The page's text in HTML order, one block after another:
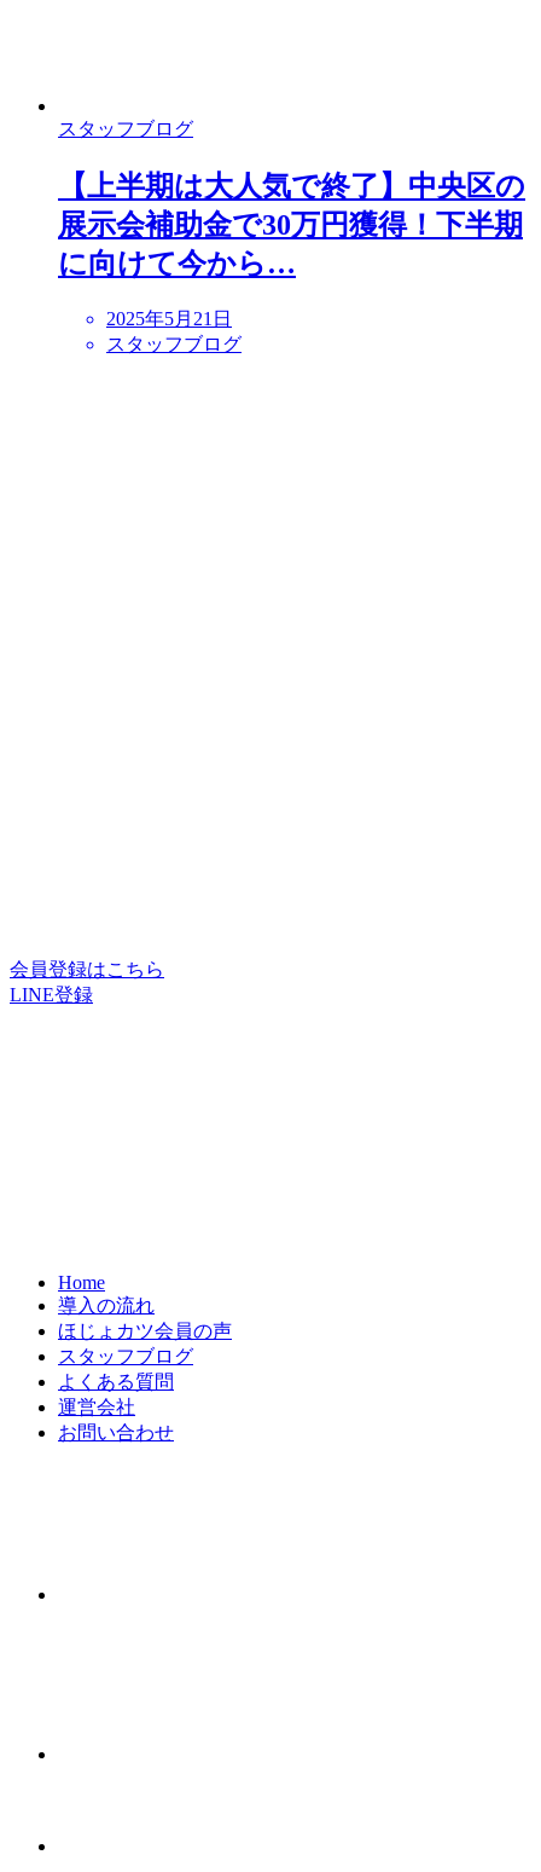
スタッフブログ
【上半期は大人気で終了】中央区の
展示会補助金で30万円獲得！下半期
に向けて今から…
2025年5月21日
スタッフブログ
会員登録はこちら
LINE登録
Home
導入の流れ
ほじょカツ会員の声
スタッフブログ
よくある質問
運営会社
お問い合わせ